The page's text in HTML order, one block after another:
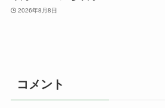
2026年8月8日
コメント